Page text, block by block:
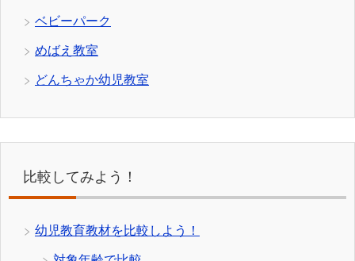
ベビーパーク
めばえ教室
どんちゃか幼児教室
比較してみよう！
幼児教育教材を比較しよう！